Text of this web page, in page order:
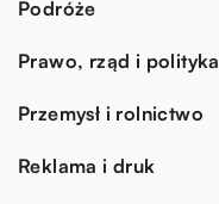
Podróże
Prawo, rząd i polityka
Przemysł i rolnictwo
Reklama i druk